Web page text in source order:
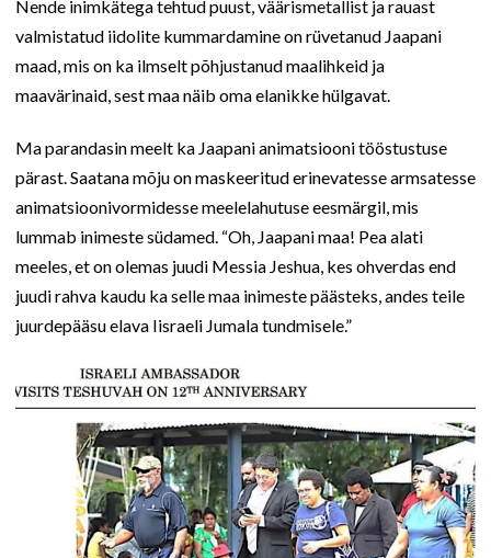
Nende inimkätega tehtud puust, väärismetallist ja rauast
valmistatud iidolite kummardamine on rüvetanud Jaapani
maad, mis on ka ilmselt põhjustanud maalihkeid ja
maavärinaid, sest maa näib oma elanikke hülgavat.
Ma parandasin meelt ka Jaapani animatsiooni tööstustuse
pärast. Saatana mõju on maskeeritud erinevatesse armsatesse
animatsioonivormidesse meelelahutuse eesmärgil, mis
lummab inimeste südamed. “Oh, Jaapani maa! Pea alati
meeles, et on olemas juudi Messia Jeshua, kes ohverdas end
juudi rahva kaudu ka selle maa inimeste päästeks, andes teile
juurdepääsu elava Iisraeli Jumala tundmisele.”